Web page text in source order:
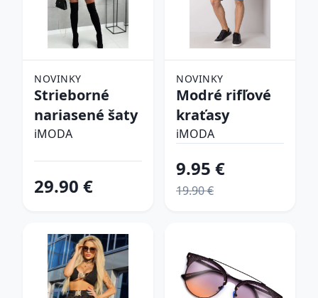
NOVINKY
Strieborné
nariasené šaty
iMODA
29.90 €
NOVINKY
Modré rifľové
kraťasy
iMODA
9.95 €
19.90 €